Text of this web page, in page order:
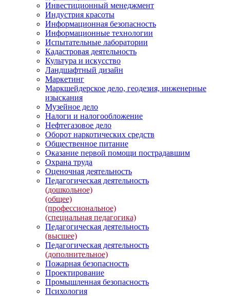
Инвестиционный менеджмент
Индустрия красоты
Информационная безопасность
Информационные технологии
Испытательные лаборатории
Кадастровая деятельность
Культура и искусство
Ландшафтный дизайн
Маркетинг
Маркшейдерское дело, геодезия, инженерные
изыскания
Музейное дело
Налоги и налогообложение
Нефтегазовое дело
Оборот наркотических средств
Общественное питание
Оказание первой помощи пострадавшим
Охрана труда
Оценочная деятельность
Педагогическая деятельность
(дошкольное)
(общее)
(профессиональное)
(специальная педагогика)
Педагогическая деятельность
(высшее)
Педагогическая деятельность
(дополнительное)
Пожарная безопасность
Проектирование
Промышленная безопасность
Психология